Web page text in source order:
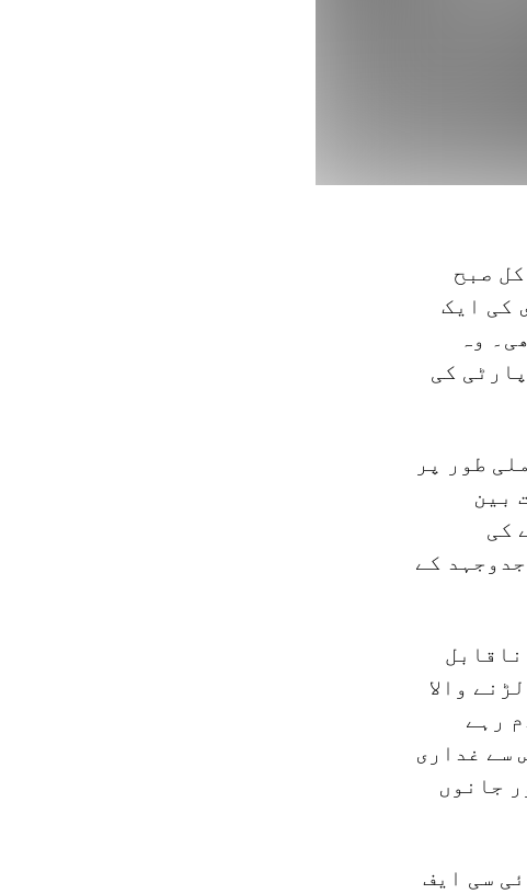
کل صبح
کی ایک
تھی۔ وہ
کی
طور پر
بین
کی
کے
ناقابل
والا
رہے
سے غداری
جانوں
سی ایف